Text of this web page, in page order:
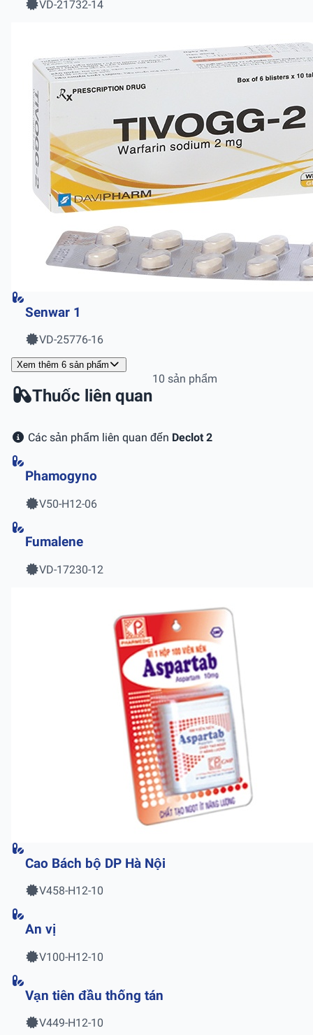
VD-21732-14
Senwar 1
VD-25776-16
Xem thêm 6 sản phẩm
Thuốc liên quan
10 sản phẩm
Các sản phẩm liên quan đến Declot 2
Phamogyno
V50-H12-06
Fumalene
VD-17230-12
Cao Bách bộ DP Hà Nội
V458-H12-10
An vị
V100-H12-10
Vạn tiên đầu thống tán
V449-H12-10